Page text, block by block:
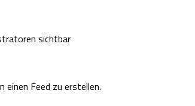
sichtbar
Feed zu erstellen.